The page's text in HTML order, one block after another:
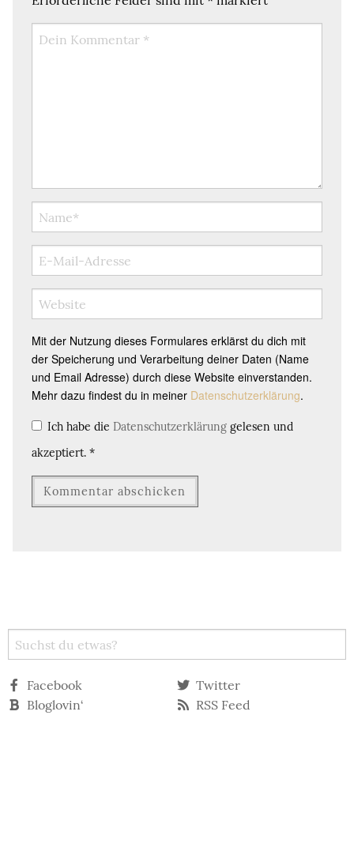
Mit der Nutzung dieses Formulares erklärst du dich mit
der Speicherung und Verarbeitung deiner Daten (Name
und Email Adresse) durch diese Website einverstanden.
Mehr dazu findest du in meiner Datenschutzerklärung.
Ich habe die Datenschutzerklärung gelesen und
akzeptiert. *
Facebook
Twitter
Bloglovin‘
RSS Feed